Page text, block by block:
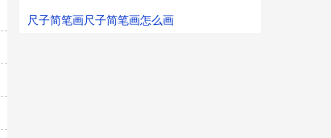
尺子简笔画尺子简笔画怎么画